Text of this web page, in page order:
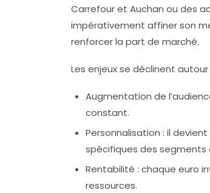
Carrefour et Auchan ou des
impérativement affiner son
renforcer la part de marché.
Les enjeux se déclinent
Augmentation de
constant.
Personnalisation : il
spécifiques des segments
Rentabilité : chaque euro
ressources.